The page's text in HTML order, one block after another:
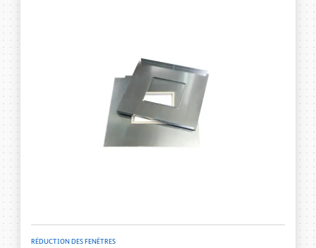
RÉDUCTION DES FENÊTRES